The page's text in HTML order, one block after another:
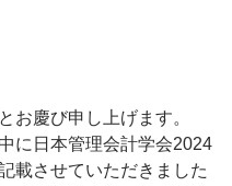
お慶び申し上げます。
に日本管理会計学会2024
載させていただきました